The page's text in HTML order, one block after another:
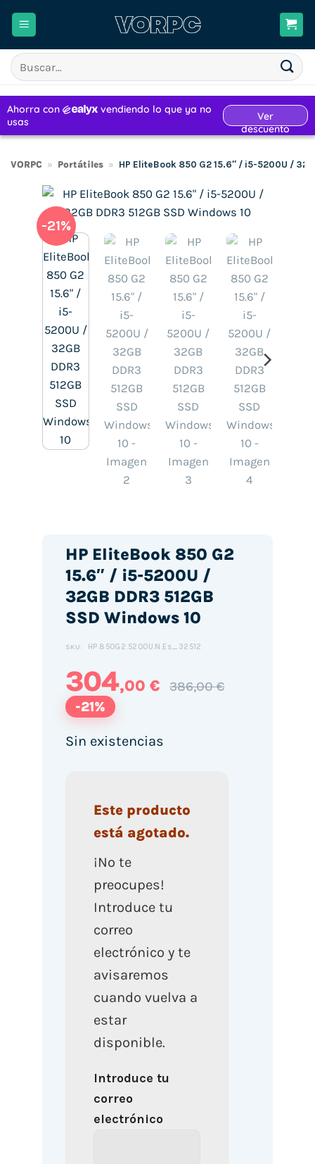
Buscar
por:
VORPC » Portátiles » HP EliteBook 850 G2 15.6″ / i5-5200U /
-21%
HP EliteBook 850 G2
15.6″ / i5-5200U /
32GB DDR3 512GB
SSD Windows 10
SKU: HP.850G2.5200U.N.Es_32512
304,00 € 386,00 €
-21%
Sin existencias
Este producto
está agotado.
¡No te
preocupes!
Introduce tu
correo
electrónico y te
avisaremos
cuando vuelva a
estar
disponible.
Introduce tu
correo
electrónico